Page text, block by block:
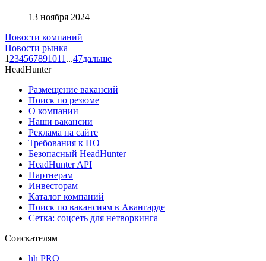
13 ноября 2024
Новости компаний
Новости рынка
1 234567891011 ...47дальше
HeadHunter
Размещение вакансий
Поиск по резюме
О компании
Наши вакансии
Реклама на сайте
Требования к ПО
Безопасный HeadHunter
HeadHunter API
Партнерам
Инвесторам
Каталог компаний
Поиск по вакансиям в Авангарде
Сетка: соцсеть для нетворкинга
Соискателям
hh PRO